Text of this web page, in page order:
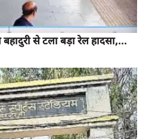
से टला बड़ा रेल हादसा,...